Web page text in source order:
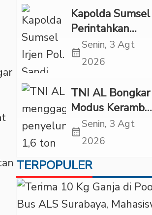
Penganiayaan
Kapolda Sumsel
Perintahkan
Patroli Masif,
Pelaku Karhutla
Tindakan Tegas
calendar_month
Senin, 3 Agt
2026
TNI AL Bongkar
Modus Keramba
Apung, 1,6 Ton
Pasir Timah
Diselundupkan
calendar_month
Senin, 3 Agt
2026
TERPOPULER